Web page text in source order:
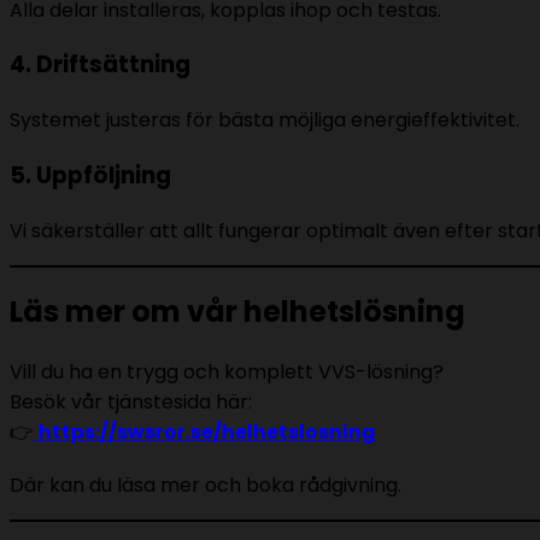
Alla delar installeras, kopplas ihop och testas.
4. Driftsättning
Systemet justeras för bästa möjliga energieffektivitet.
5. Uppföljning
Vi säkerställer att allt fungerar optimalt även efter
Läs mer om vår helhetslösning
Vill du ha en trygg och komplett VVS-lösning?
Besök vår tjänstesida här:
👉 https://swsror.se/helhetslosning
Där kan du läsa mer och boka rådgivning.